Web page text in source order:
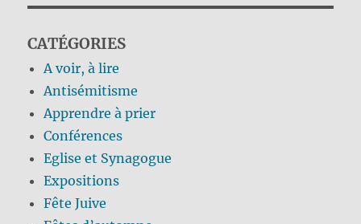
CATÉGORIES
A voir, à lire
Antisémitisme
Apprendre à prier
Conférences
Eglise et Synagogue
Expositions
Fête Juive